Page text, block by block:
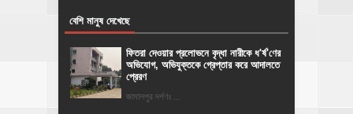
বেশি মানুষ দেখেছে
ফিতরা দেওয়ার প্রলোভনে বৃদ্ধা নারীকে ধ'র্ষ'ণের
অভিযোগ, অভিযুক্তকে গ্রেপ্তার করে আদালতে
প্রেরণ
জামালপুর দর্পণঃ ...